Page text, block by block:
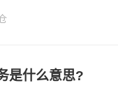
是什么意思?